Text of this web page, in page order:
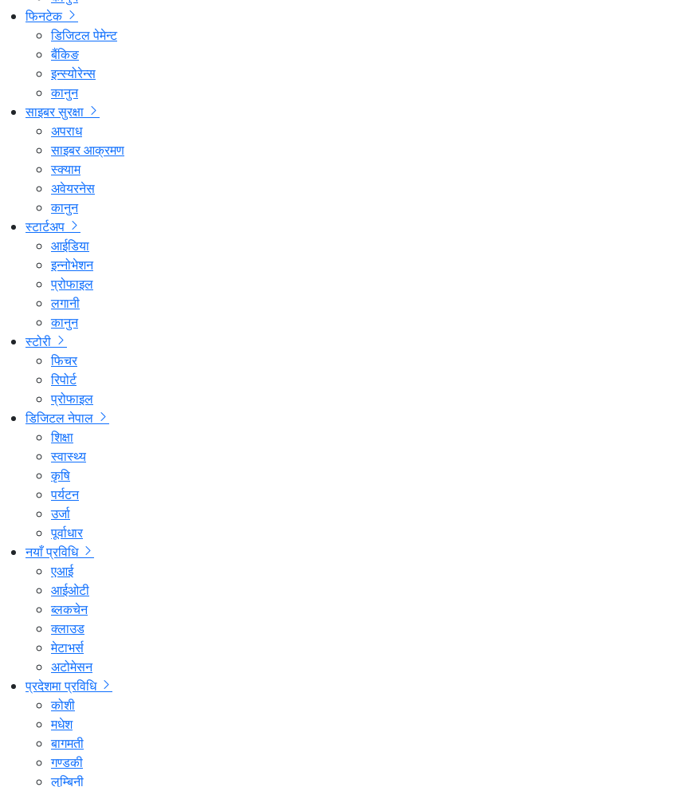
फिनटेक
डिजिटल पेमेन्ट
बैंकिङ
इन्स्योरेन्स
कानुन
साइबर सुरक्षा
अपराध
साइबर आक्रमण
स्क्याम
अवेयरनेस
कानुन
स्टार्टअप
आईडिया
इन्नोभेशन
प्रोफाइल
लगानी
कानुन
स्टोरी
फिचर
रिपोर्ट
प्रोफाइल
डिजिटल नेपाल
शिक्षा
स्वास्थ्य
कृषि
पर्यटन
उर्जा
पूर्वाधार
नयाँ प्रविधि
एआई
आईओटी
ब्लकचेन
क्लाउड
मेटाभर्स
अटोमेसन
प्रदेशमा प्रविधि
कोशी
मधेश
बागमती
गण्डकी
लुम्बिनी